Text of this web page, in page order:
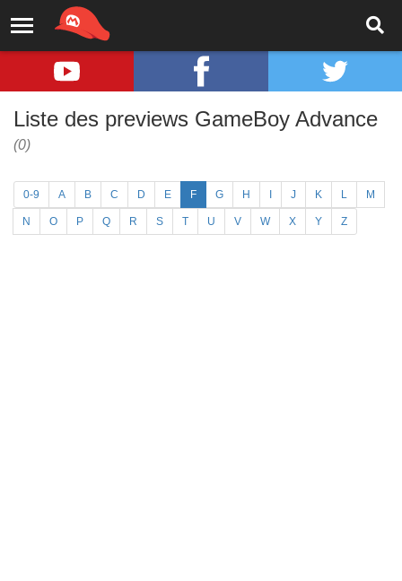
Liste des previews GameBoy Advance
(0)
0-9 A B C D E F G H J K L M
N O P Q R S T U V W X Y Z